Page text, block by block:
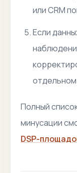
или CRM
Если
Полный
минусации
DSP-